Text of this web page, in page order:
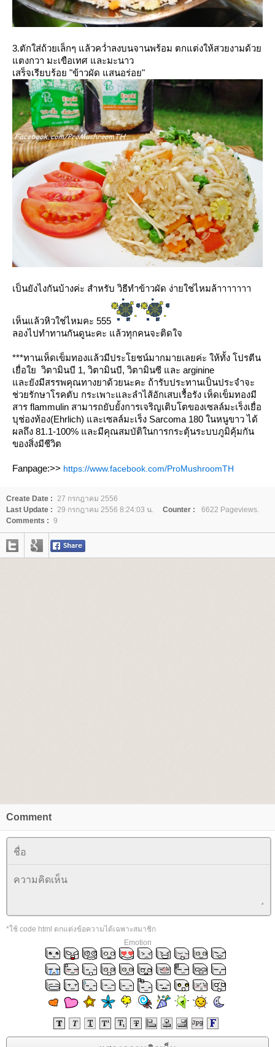
3.ตักใส่ถ้วยเล็กๆ แล้วคว่ำลงบนจานพร้อม ตกแต่งให้สวยงามด้ว
ตงกวา มะเขือเทศ และมะนาว
เสร็จเรียบร้อย "ข้าวผัด แสนอร่อย"
เป็นยังไงกันบ้างค่ะ สำหรับ วิธีทำข้าวผัด ง่ายใช่ไหมล้าาาาาาา
เห็นแล้วหิวใช่ไหมคะ 555
ลองไปทำทานกันดูนะคะ แล้วทุกคนจะติดใจ
***ทานเห็ดเข็มทองแล้วมีประโยชน์มากมายเลยค่ะ ให้ทั้ง โปรตีน
เยื่อใย วิตามินบี 1, วิตามินบี, วิตามินซี และ arginine
ละยังมีสรรพคุณทางยาด้วยนะคะ ถ้ารับประทานเป็นประจำจะ
ช่วยรักษาโรคตับ กระเพาะและลำไส้อักเสบเรื้อรัง เห็ดเข็มทองมี
สาร flammulin สามารถยับยั้งการเจริญเติบโตของเซลล์มะเร็งเยื่อ
บุช่องท้อง(Ehrlich) และเซลล์มะเร็ง Sarcoma 180 ในหนูขาว ได้
ผลถึง 81.1-100% และมีคุณสมบัติในการกระตุ้นระบบภูมิคุ้มกัน
ของสิ่งมีชีวิต
Fanpage:>> https://www.facebook.com/ProMushroomTH
Create Date : 27 กรกฎาคม 2556
Last Update : 29 กรกฎาคม 2556 8:24:03 น. Counter :
6622 Pageviews.
Comments : 9
Comment
*ใช้ code html ตกแต่งข้อความได้เฉพาะสมาชิก
Emotion